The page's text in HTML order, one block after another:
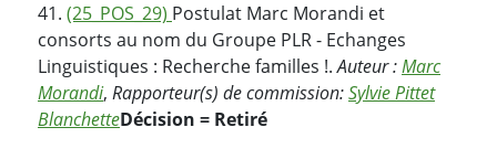
41. (25_POS_29) Postulat Marc Morandi et
consorts au nom du Groupe PLR - Echanges
Linguistiques : Recherche familles !.Auteur :Marc
Morandi, Rapporteur(s) de commission:Sylvie Pittet
BlanchetteDécision = Retiré